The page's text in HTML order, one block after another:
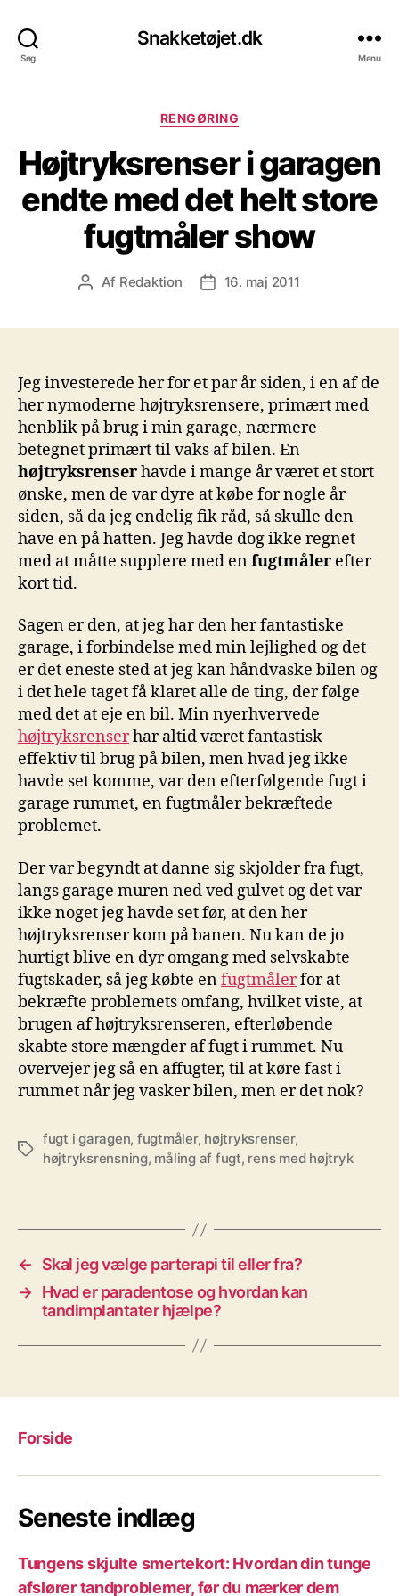
Søg
Snakketøjet.dk
Menu
Kategorier
RENGØRING
Højtryksrenser i garagen
endte med det helt store
fugtmåler show
Indlægsforfatter
Af Redaktion Indlægsdato
16. maj 2011
Jeg investerede her for et par år siden, i en af de
her nymoderne højtryksrensere, primært med
henblik på brug i min garage, nærmere
betegnet primært til vaks af bilen. En
højtryksrenserhavde i mange år været et stort
ønske, men de var dyre at købe for nogle år
siden, så da jeg endelig fik råd, så skulle den
have en på hatten. Jeg havde dog ikke regnet
med at måtte supplere med enfugtmåler efter
kort tid.
Sagen er den, at jeg har den her fantastiske
garage, i forbindelse med min lejlighed og det
er det eneste sted at jeg kan håndvaske bilen og
i det hele taget få klaret alle de ting, der følge
med det at eje en bil. Min nyerhvervede
højtryksrenserhar altid været fantastisk
effektiv til brug på bilen, men hvad jeg ikke
havde set komme, var den efterfølgende fugt i
garage rummet, en fugtmåler bekræftede
problemet.
Der var begyndt at danne sig skjolder fra fugt,
langs garage muren ned ved gulvet og det var
ikke noget jeg havde set før, at den her
højtryksrenser kom på banen. Nu kan de jo
hurtigt blive en dyr omgang med selvskabte
fugtskader, så jeg købte enfugtmålerfor at
bekræfte problemets omfang, hvilket viste, at
brugen af højtryksrenseren, efterløbende
skabte store mængder af fugt i rummet. Nu
overvejer jeg så en affugter, til at køre fast i
rummet når jeg vasker bilen, men er det nok?
Tags
fugt i garagen, fugtmåler, højtryksrenser,
højtryksrensning, måling af fugt, rens med højtryk
←
Skal jeg vælge parterapi til eller fra?
→ Hvad er paradentose og hvordan kan
tandimplantater hjælpe?
Forside
Seneste indlæg
Tungens skjulte smertekort: Hvordan din tunge
afslører tandproblemer, før du mærker dem